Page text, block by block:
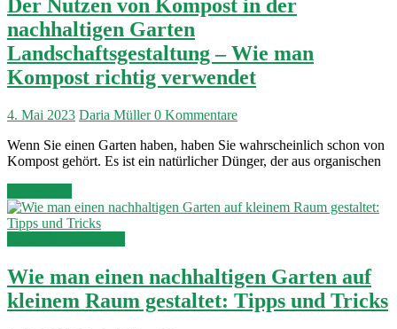
Der Nutzen von Kompost in der
nachhaltigen Garten
Landschaftsgestaltung – Wie man
Kompost richtig verwendet
4. Mai 2023 Daria Müller0 Kommentare
Wenn Sie einen Garten haben, haben Sie wahrscheinlich schon von
Kompost gehört. Es ist ein natürlicher Dünger, der aus organischen
Wie man einen nachhaltigen Garten auf
kleinem Raum gestaltet: Tipps und Tricks